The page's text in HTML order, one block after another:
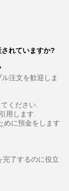
れていますか?
注文を歓迎しま
ください.
用します.
めに預金をします
完了するのに役立